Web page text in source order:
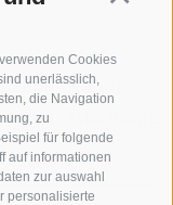
verwenden Cookies
unerlässlich,
die Navigation
zu
für folgende
auf informationen
zur auswahl
personalisierte
(Italia)
Alto Adige